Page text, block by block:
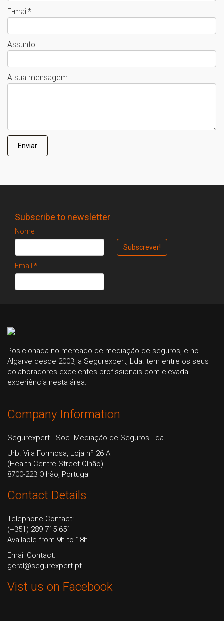
E-mail*
Assunto
A sua mensagem
Subscribe to newsletter
Nome
Email *
Posicionada no mercado de mediação de seguros, e no
Algarve desde 2003, a Segurexpert, Lda. tem entre os seus
colaboradores excelentes profissionais com elevada
experiência nesta área.
Company Information
Segurexpert - Soc. Mediação de Seguros Lda.
Urb. Vila Formosa, Loja nº 26 A
(Health Centre Street Olhão)
8700-223 Olhão, Portugal
Contact Details
Telephone Contact:
(+351) 289 715 651
Available from 9h to 18h
Email Contact:
geral@segurexpert.pt
Vist us on Facebook